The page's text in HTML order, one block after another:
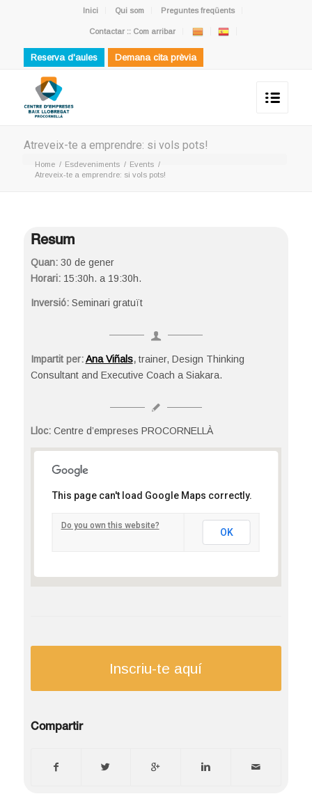
Inici Qui som Preguntes freqüents
Contactar :: Com arribar
Reserva d'aules Demana cita prèvia
Atreveix-te a emprendre: si vols pots!
Home / Esdeveniments / Events /
Atreveix-te a emprendre: si vols pots!
Resum
Quan:30 de gener
Horari:15:30h. a 19:30h.
Inversió: Seminari gratuït
Impartit per:Ana Viñals, trainer, Design Thinking
Consultant and Executive Coach a Siakara.
Lloc:Centre d’empreses PROCORNELLÀ
Centre d’empreses PROCORNELLÀ
Tirso de Molina, 36 - Cornellà del Llobregat
This page can't load Google Maps correctly.
Do you own this website?
OK
Inscriu-te aquí
Compartir